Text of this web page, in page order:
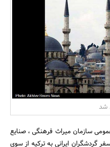
بانک، بیمه و سرمایه
مسکن و ساختمان
شد
سازمان میراث فرهنگی ، صنایع
گردشگران ایرانی به ترکیه از سوی